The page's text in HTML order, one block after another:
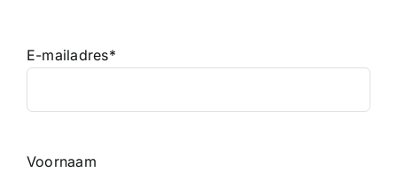
E-mailadres*
Voornaam